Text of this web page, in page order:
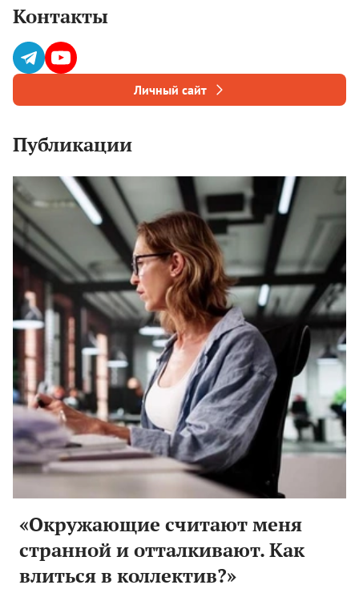
Контакты
Личный сайт
Публикации
«Окружающие считают меня
странной и отталкивают. Как
влиться в коллектив?»